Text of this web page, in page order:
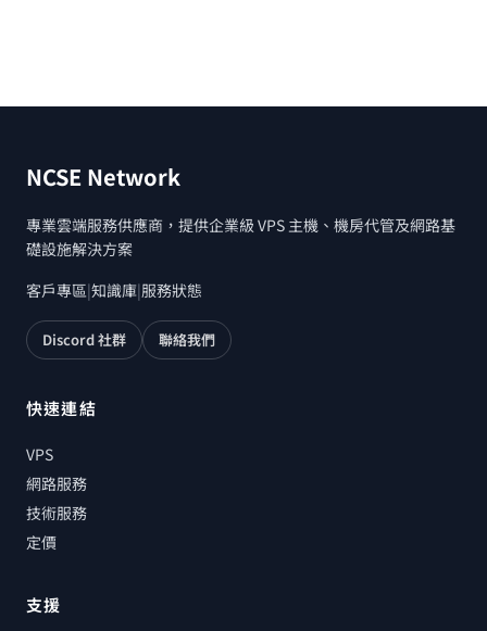
NCSE Network
專業雲端服務供應商，提供企業級 VPS 主機、機房代管及網路基
礎設施解決方案
客戶專區|知識庫|服務狀態
Discord 社群 聯絡我們
快速連結
VPS
網路服務
技術服務
定價
支援